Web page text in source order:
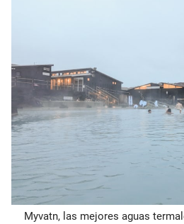
Myvatn, las mejores aguas